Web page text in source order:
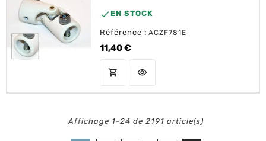
 EN STOCK
Référence : ACZF781E
11,40 €
Prix
shopping_cart AJOUTER AU PANIER
visibility
Affichage 1-24 de 2191 article(s)